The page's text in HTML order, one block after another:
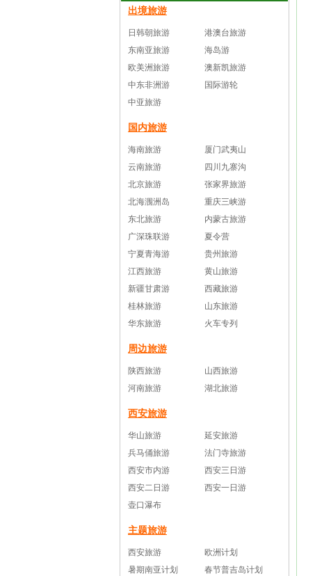
出境旅游
日韩朝旅游
港澳台旅游
东南亚旅游
海岛游
欧美洲旅游
澳新凯旅游
中东非洲游
国际游轮
中亚旅游
国内旅游
海南旅游
厦门武夷山
云南旅游
四川九寨沟
北京旅游
张家界旅游
北海涠洲岛
重庆三峡游
东北旅游
内蒙古旅游
广深珠联游
夏令营
宁夏青海游
贵州旅游
江西旅游
黄山旅游
新疆甘肃游
西藏旅游
桂林旅游
山东旅游
华东旅游
火车专列
周边旅游
陕西旅游
山西旅游
河南旅游
湖北旅游
西安旅游
华山旅游
延安旅游
兵马俑旅游
法门寺旅游
西安市内游
西安三日游
西安二日游
西安一日游
壶口瀑布
主题旅游
西安旅游
欧洲计划
暑期南亚计划
春节普吉岛计划